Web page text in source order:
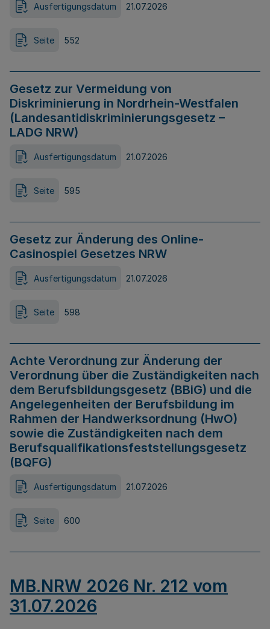
Ausfertigungsdatum 21.07.2026
Seite 552
Gesetz zur Vermeidung von
Diskriminierung in Nordrhein-Westfalen
(Landesantidiskriminierungsgesetz –
LADG NRW)
Ausfertigungsdatum 21.07.2026
Seite 595
Gesetz zur Änderung des Online-
Casinospiel Gesetzes NRW
Ausfertigungsdatum 21.07.2026
Seite 598
Achte Verordnung zur Änderung der
Verordnung über die Zuständigkeiten nach
dem Berufsbildungsgesetz (BBiG) und die
Angelegenheiten der Berufsbildung im
Rahmen der Handwerksordnung (HwO)
sowie die Zuständigkeiten nach dem
Berufsqualifikationsfeststellungsgesetz
(BQFG)
Ausfertigungsdatum 21.07.2026
Seite 600
MB.NRW 2026 Nr. 212 vom
31.07.2026